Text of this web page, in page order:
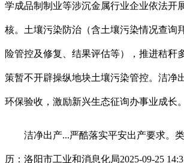
学成品制制业等涉沉金属行业企业依法开
核。土壤污染防治（含土壤污染情况查询
险管控及修复、结果评估等），推进秸秆
策暂不开辟操纵地块土壤污染管控。洁净
环保验收，激励新兴生态征询办事业成长。
洁净出产...严酷落实平安出产要求。类
历：洛阳市工业和消息化局2025-09-25